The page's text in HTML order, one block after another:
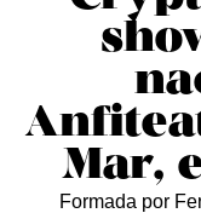
Mar,
Formada por